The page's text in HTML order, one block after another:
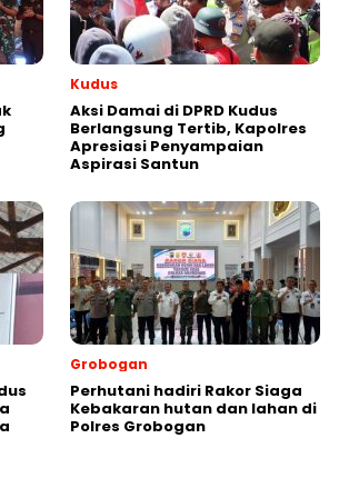
Kudus
Aksi Damai di DPRD Kudus
Berlangsung Tertib, Kapolres
Apresiasi Penyampaian
Aspirasi Santun
Grobogan
Perhutani hadiri Rakor Siaga
Kebakaran hutan dan lahan di
Polres Grobogan